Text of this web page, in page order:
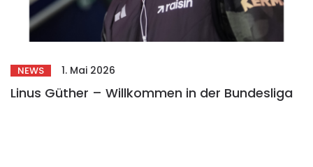
NEWS 1. Mai 2026
Linus Güther – Willkommen in der Bundesliga